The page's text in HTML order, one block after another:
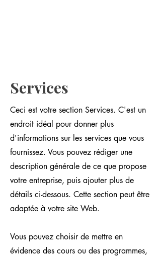
Services
Ceci est votre section Services. C'est un
endroit idéal pour donner plus
d'informations sur les services que vous
fournissez. Vous pouvez rédiger une
description générale de ce que propose
votre entreprise, puis ajouter plus de
détails ci-dessous. Cette section peut être
adaptée à votre site Web.
Vous pouvez choisir de mettre en
évidence des cours ou des programmes,